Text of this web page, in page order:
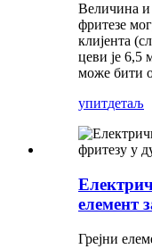
Величина и
фритезе
клијента
цеви је
може бити
упитдетаљ
елемент
Грејни